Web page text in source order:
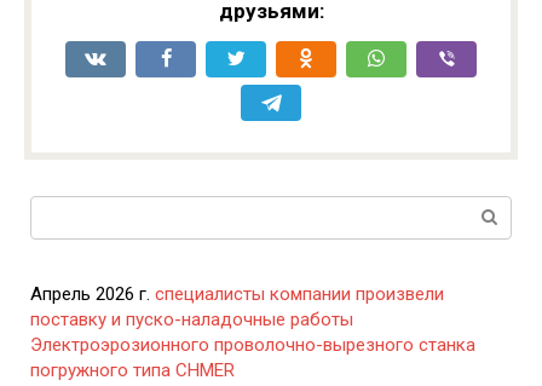
друзьями:
Апрель 2026 г. специалисты компании произвели
поставку и пуско-наладочные работы
Электроэрозионного проволочно-вырезного станка
погружного типа CHMER